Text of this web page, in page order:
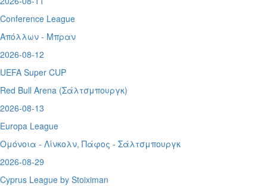
Conference League
Απόλλων - Μπραν
2026-08-12
UEFA Super CUP
Red Bull Arena (Σάλτσμπουργκ)
2026-08-13
Europa League
Ομόνοια - Λίνκολν, Πάφος - Σάλτσμπουργκ
2026-08-29
Cyprus League by Stoiximan